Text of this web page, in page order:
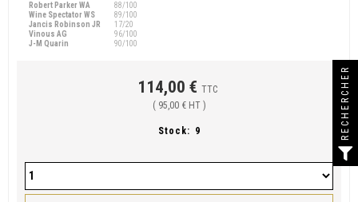
Robert Parker WA
88/100
Wine Spectator WS
89/100
Jancis Robinson JR
17/20
Vinous AG
96/100
J-M Quarin
90/100
114,00 € TTC
( 95,00 € HT )
Stock: 9 RECHERCHER